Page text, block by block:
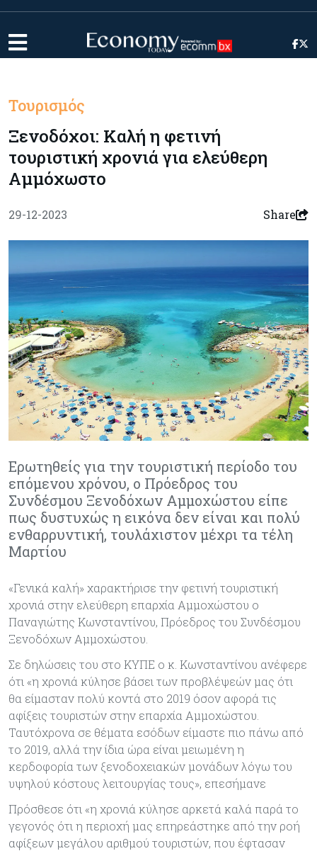
Τουρισμός
Ξενοδόχοι: Καλή η φετινή
τουριστική χρονιά για ελεύθερη
Αμμόχωστο
29-12-2023 Share
Ερωτηθείς για την τουριστική περίοδο του
επόμενου χρόνου, ο Πρόεδρος του
Συνδέσμου Ξενοδόχων Αμμοχώστου είπε
πως δυστυχώς η εικόνα δεν είναι και πολύ
ενθαρρυντική, τουλάχιστον μέχρι τα τέλη
Μαρτίου
«Γενικά καλή» χαρακτήρισε την φετινή τουριστική
χρονιά στην ελεύθερη επαρχία Αμμοχώστου ο
Παναγιώτης Κωνσταντίνου, Πρόεδρος του Συνδέσμου
Ξενοδόχων Αμμοχώστου.
Σε δηλώσεις του στο ΚΥΠΕ ο κ. Κωνσταντίνου ανέφερε
ότι «η χρονιά κύλησε βάσει των προβλέψεών μας ότι
θα είμασταν πολύ κοντά στο 2019 όσον αφορά τις
αφίξεις τουριστών στην επαρχία Αμμοχώστου.
Ταυτόχρονα σε θέματα εσόδων είμαστε πιο πάνω από
το 2019, αλλά την ίδια ώρα είναι μειωμένη η
κερδοφορία των ξενοδοχειακών μονάδων λόγω του
υψηλού κόστους λειτουργίας τους», επεσήμανε
Πρόσθεσε ότι «η χρονιά κύλησε αρκετά καλά παρά το
γεγονός ότι η περιοχή μας επηρεάστηκε από την ροή
αφίξεων μεγάλου αριθμού τουριστών, που έφτασαν